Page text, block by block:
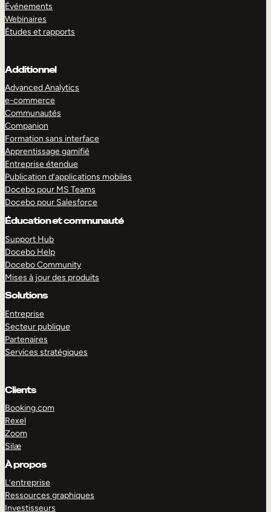
Événements
Webinaires
Études et rapports
Additionnel
Advanced Analytics
e-commerce
Communautés
Companion
Formation sans interface
Apprentissage gamifié
Entreprise étendue
Publication d’applications mobiles
Docebo pour MS Teams
Docebo pour Salesforce
Éducation et communauté
Support Hub
Docebo Help
Docebo Community
Mises à jour des produits
Solutions
Entreprise
Secteur publique
Partenaires
Services stratégiques
Clients
Booking.com
Rexel
Zoom
Silæ
À propos
L’entreprise
Ressources graphiques
Investisseurs